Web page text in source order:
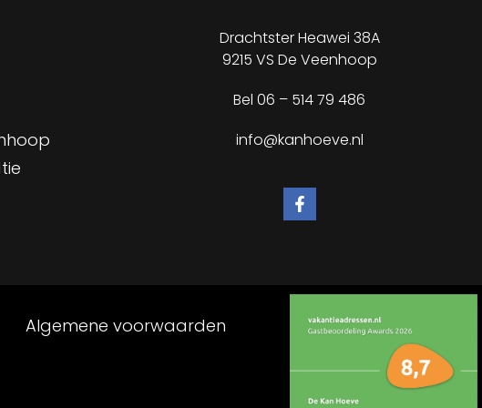
Drachtster Heawei 38A
9215 VS De Veenhoop
Bel06 – 514 79 486
info@kanhoeve.nl
Algemene voorwaarden